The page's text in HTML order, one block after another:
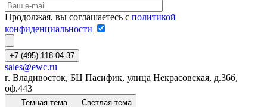
Продолжая, вы соглашаетесь с политикой
конфиденциальности
+7 (495) 118-04-37
sales@ewc.ru
г. Владивосток, БЦ Пасифик, улица Некрасовская, д.36б,
оф.443
Темная тема Светлая тема